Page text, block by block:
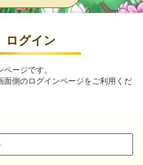
ログイン
ージです。
面側のログインページをご利用くだ